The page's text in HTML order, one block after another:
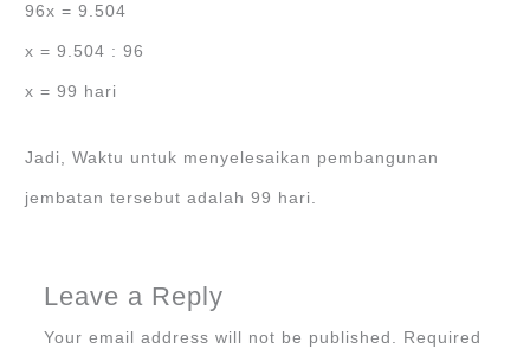
96x = 9.504
x = 9.504 : 96
x = 99 hari
Jadi, Waktu untuk menyelesaikan pembangunan
jembatan tersebut adalah 99 hari.
Leave a Reply
Your email address will not be published. Required